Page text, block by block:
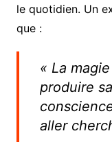
le quotidien. Un
que :
« La
produire
aller